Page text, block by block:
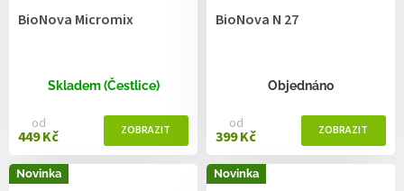
BioNova Micromix
Skladem (Čestlice)
od
449 Kč
BioNova N 27
Objednáno
od
399 Kč
Novinka Novinka